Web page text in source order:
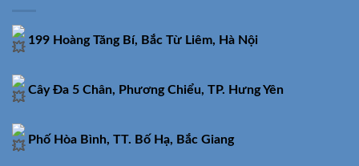
199 Hoàng Tăng Bí, Bắc Từ Liêm, Hà Nội
Cây Đa 5 Chân, Phương Chiểu, TP. Hưng Yên
Phố Hòa Bình, TT. Bố Hạ, Bắc Giang